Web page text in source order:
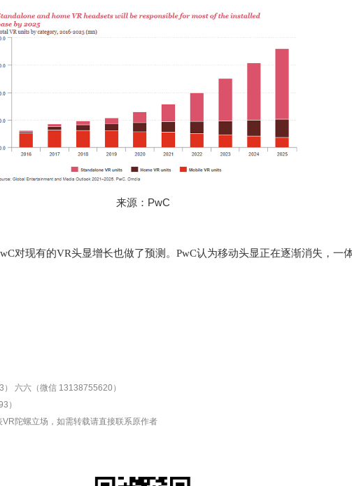
来源：PwC
对现有的VR头显增长也做了预测。PwC认为移动头显正在逐渐消失，一
六六（微信 13138755620）
）
陀螺立场，如需转载请直接联系原作者